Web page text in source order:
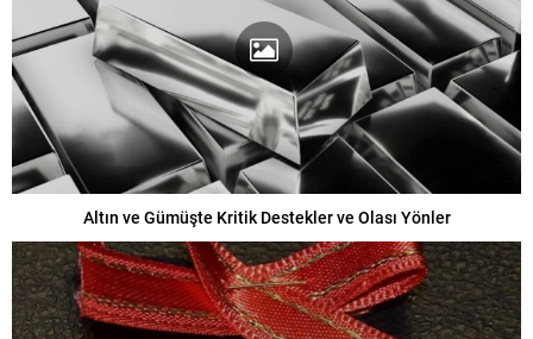
Altın ve Gümüşte Kritik Destekler ve Olası Yönler